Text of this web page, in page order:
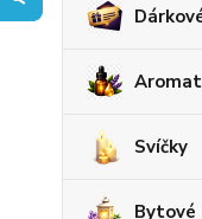
Svíčky
Bytové